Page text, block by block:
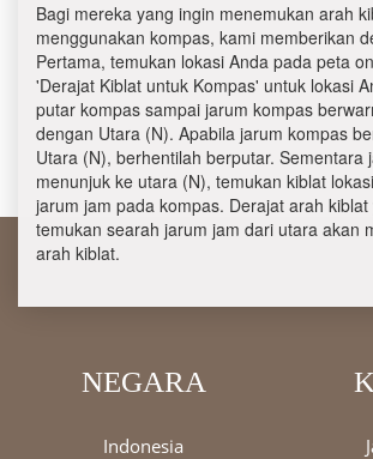
Bagi mereka yang ingin menemukan arah
menggunakan kompas, kami memberikan
Pertama, temukan lokasi Anda pada peta
'Derajat Kiblat untuk Kompas' untuk lokasi
putar kompas sampai jarum kompas
dengan Utara (N). Apabila jarum kompas
Utara (N), berhentilah berputar. Sementara
menunjuk ke utara (N), temukan kiblat
jarum jam pada kompas. Derajat arah
temukan searah jarum jam dari utara akan
arah kiblat.
NEGARA
Indonesia